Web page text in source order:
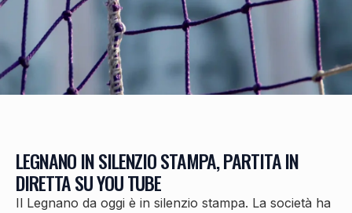
LEGNANO IN SILENZIO STAMPA, PARTITA IN
DIRETTA SU YOU TUBE
Il Legnano da oggi è in silenzio stampa. La società ha